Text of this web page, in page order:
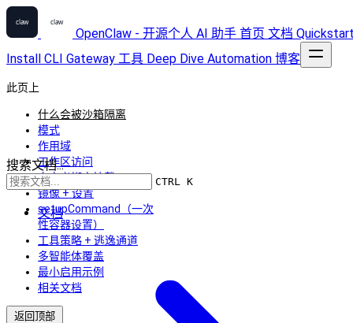
OpenClaw - 开源个人 AI 助手 首页 文档
Install CLI Gateway 工具 Deep Dive Automation 博客
搜索文档...
CTRL K
文档
此页上
什么会被沙箱隔离
模式
作用域
工作区访问
自定义绑定挂载
镜像 + 设置
setupCommand（一次
性容器设置）
工具策略 + 逃逸通道
多智能体覆盖
最小启用示例
相关文档
返回顶部